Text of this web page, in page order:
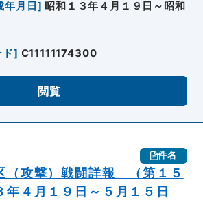
年月日 ] 昭和１３年４月１９日～昭和
ド] C11111174300
閲覧
件名
（攻撃）戦闘詳報 （第１５
４月１９日～５月１５日